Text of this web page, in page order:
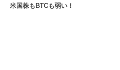
米国株もBTCも弱い！